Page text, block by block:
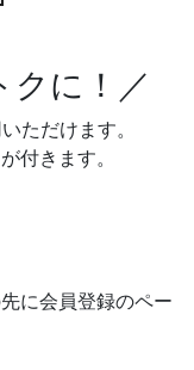
クに！／
ただけます。
付きます。
に会員登録のペー